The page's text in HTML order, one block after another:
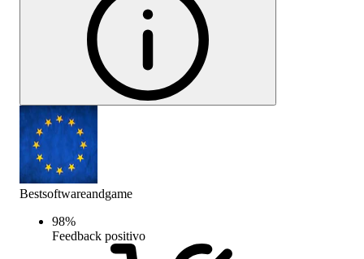
Bestsoftwareandgame
98%
Feedback positivo